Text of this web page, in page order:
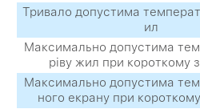
Тривало допустима
ил
Максимально допустима
ріву жил при короткому
Максимально допустима
ного екрану при